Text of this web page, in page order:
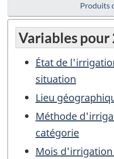
Produits
Variables pour
État de
situation
Lieu
Méthode
catégorie
Mois